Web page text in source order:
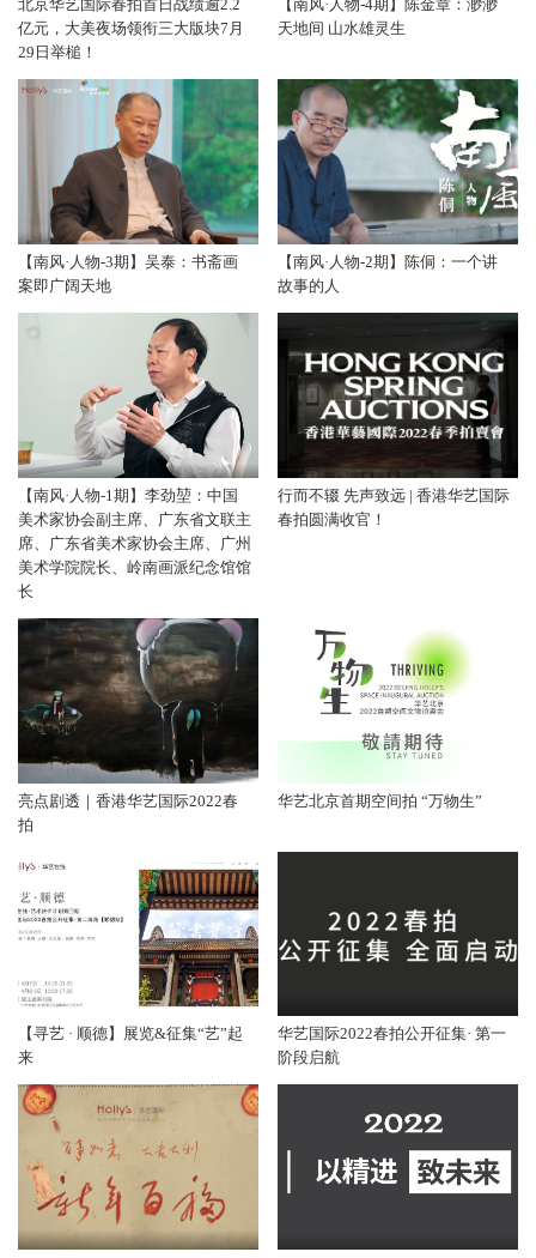
北京华艺国际春拍首日战绩逾2.2
亿元，大美夜场领衔三大版块7月
29日举槌！
【南风·人物-4期】陈金章：渺渺
天地间 山水雄灵生
【南风·人物-3期】吴泰：书斋画
案即广阔天地
【南风·人物-2期】陈侗：一个讲
故事的人
【南风·人物-1期】李劲堃：中国
美术家协会副主席、广东省文联主
席、广东省美术家协会主席、广州
美术学院院长、岭南画派纪念馆馆
长
行而不辍 先声致远 | 香港华艺国际
春拍圆满收官！
亮点剧透｜香港华艺国际2022春
拍
华艺北京首期空间拍 “万物生”
【寻艺 · 顺德】展览&征集“艺”起
来
华艺国际2022春拍公开征集· 第一
阶段启航